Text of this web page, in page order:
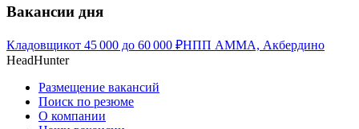
Вакансии дня
Кладовщикот 45 000 до 60 000 ₽НПП АММА, Акбердино
HeadHunter
Размещение вакансий
Поиск по резюме
О компании